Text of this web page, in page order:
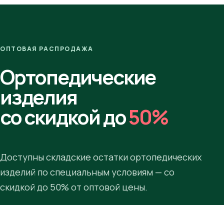
ОПТОВАЯ РАСПРОДАЖА
Ортопедические
изделия
со скидкой до50%
Доступны складские остатки ортопедических
изделий по специальным условиям — со
скидкой до 50% от оптовой цены.